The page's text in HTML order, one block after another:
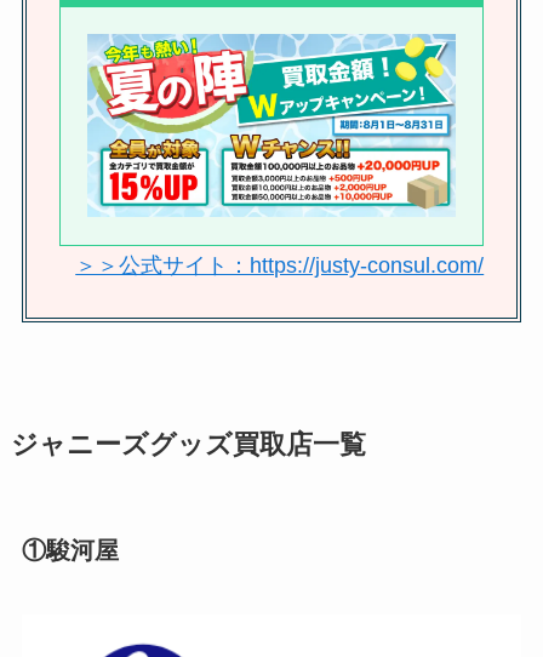
SixTONESの買取を調査！cdや
dvdのブックオフ・ゲオ・駿河屋
の相場は？
SUPER EIGHT(関ジャニ)のグッ
ズは買取できる？売れない？dvd
買取価格をブックオフ・ゲオなど
＞＞公式サイト：https://justy-consul.com/
ジャニーズグッズ買取店一覧
①駿河屋